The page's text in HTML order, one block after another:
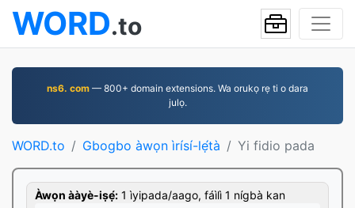
WORD.to
ns6. com — 800+ domain extensions. Wa orukọ rẹ ti o dara
julọ.
WORD.to Gbogbo àwọn ìrísí-lẹ́tà Yi fidio pada
Àwọn ààyè-iṣẹ́: 1 ìyipada/aago, fáìlì 1 nígbà kan